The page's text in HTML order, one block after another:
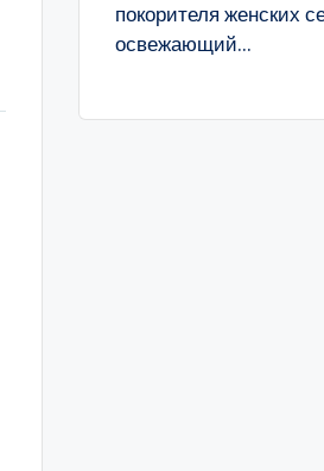
покорителя женских
освежающий...